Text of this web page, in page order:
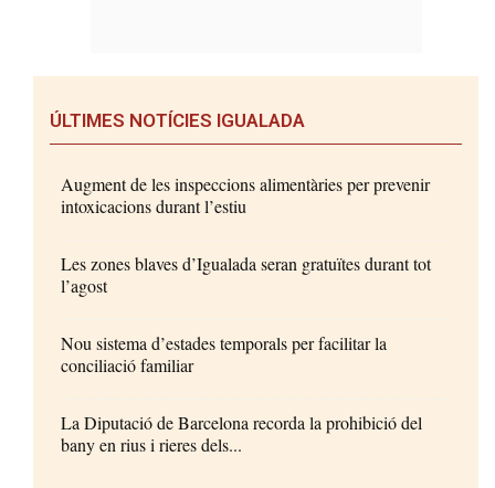
ÚLTIMES NOTÍCIES IGUALADA
Augment de les inspeccions alimentàries per prevenir
intoxicacions durant l’estiu
Les zones blaves d’Igualada seran gratuïtes durant tot
l’agost
Nou sistema d’estades temporals per facilitar la
conciliació familiar
La Diputació de Barcelona recorda la prohibició del
bany en rius i rieres dels...